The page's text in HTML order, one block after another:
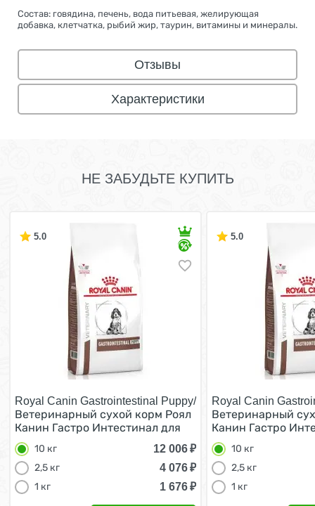
Состав: говядина, печень, вода питьевая, желирующая
добавка, клетчатка, рыбий жир, таурин, витамины и минералы.
Отзывы
Характеристики
НЕ ЗАБУДЬТЕ КУПИТЬ
5.0
Royal Canin Gastrointestinal Puppy/
Ветеринарный сухой корм Роял
Канин Гастро Интестинал для
Щенков при нарушении
Пищеварения 10 кг
10 кг 12 006₽
2,5 кг
4 076₽
1 кг
1 676₽
5.0
Royal Canin
Ветеринарный
Канин Гастро
Щенков при
Пищеварения 10
10 кг
2,5 кг
1 кг